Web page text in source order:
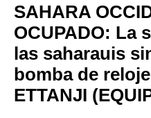
SAHARA
OCUPADO: La
las saharauis
bomba de
ETTANJI